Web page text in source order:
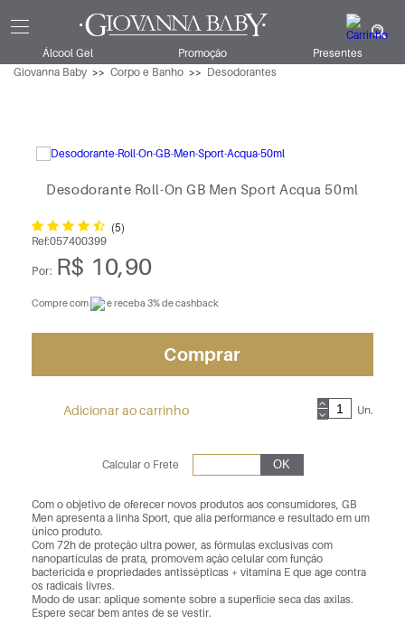
Álcool Gel Promoção
Presentes
Giovanna Baby
Corpo e Banho Desodorantes
Desodorante Roll-On GB Men Sport Acqua 50ml
(5)
Ref:057400399
Por: R$ 10,90
Compre com e receba 3% de cashback
Comprar
Un.
Adicionar ao carrinho
Calcular o Frete
Com o objetivo de oferecer novos produtos aos consumidores, GB
Men apresenta a linha Sport, que alia performance e resultado em um
único produto.
Com 72h de proteção ultra power, as fórmulas exclusivas com
nanopartículas de prata, promovem ação celular com função
bactericida e propriedades antissépticas + vitamina E que age contra
os radicais livres.
Modo de usar: aplique somente sobre a superfície seca das axilas.
Espere secar bem antes de se vestir.